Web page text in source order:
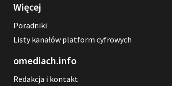
Więcej
Poradniki
Listy kanałów platform cyfrowych
omediach.info
Redakcja i kontakt